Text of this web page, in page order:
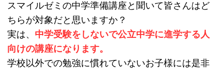
スマイルゼミの中学準備講座と聞いて皆さんはど
ちらが対象だと思いますか？
実は、 中学受験をしないで公立中学に進学する人
向けの講座になります。
学校以外での勉強に慣れていないお子様には是非